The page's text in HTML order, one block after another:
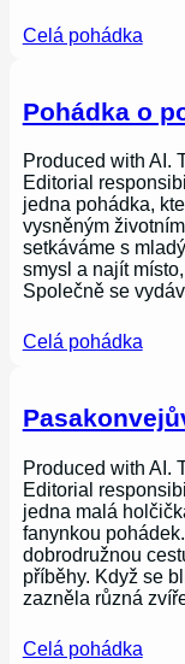
Celá pohádka
Pohádka o
Produced with AI.
Editorial
jedna pohádka,
vysněným
setkáváme s
smysl a najít
Společně se
Celá pohádka
Produced with AI.
Editorial
jedna malá
fanynkou
dobrodružnou
příběhy. Když se
zazněla různá
Celá pohádka